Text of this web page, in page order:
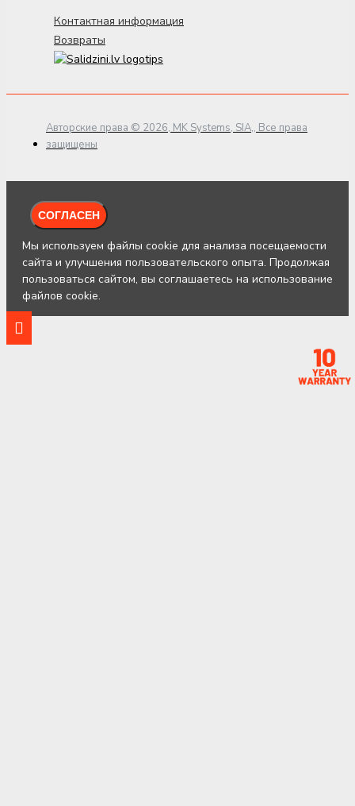
Контактная информация
Возвраты
Авторские права © 2026, MK Systems, SIA,, Все права
защищены
СОГЛАСЕН
Мы используем файлы cookie для анализа посещаемости
сайта и улучшения пользовательского опыта. Продолжая
пользоваться сайтом, вы соглашаетесь на использование
файлов cookie.